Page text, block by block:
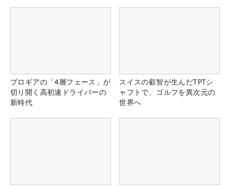
プロギアの「4層フェース」が
切り開く高初速ドライバーの
新時代
スイスの叡智が生んだTPTシ
ャフトで、ゴルフを異次元の
世界へ